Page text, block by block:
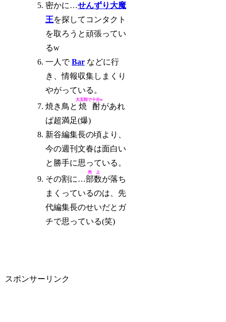
密かに…せんずり大魔
王を探してコンタクト
を取ろうと頑張ってい
るw
一人でBar などに行
き、情報収集しまくり
やがっている。
焼き鳥と 焼酎
大五郎で十分w
があれ
ば超満足(爆)
新谷編集長の頃より、
今の週刊文春は面白い
と勝手に思っている。
その割に…部数
売上
が落ち
まくっているのは、先
代編集長のせいだとガ
チで思っている(笑)
スポンサーリンク